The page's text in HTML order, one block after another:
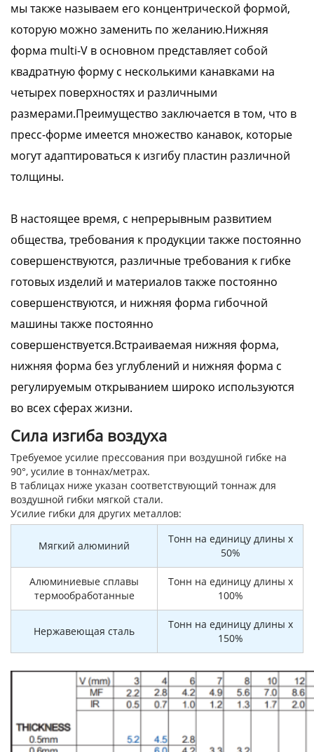
мы также называем его концентрической формой,
которую можно заменить по желанию.Нижняя
форма multi-V в основном представляет собой
квадратную форму с несколькими канавками на
четырех поверхностях и различными
размерами.Преимущество заключается в том, что в
пресс-форме имеется множество канавок, которые
могут адаптироваться к изгибу пластин различной
толщины.
В настоящее время, с непрерывным развитием
общества, требования к продукции также постоянно
совершенствуются, различные требования к гибке
готовых изделий и материалов также постоянно
совершенствуются, и нижняя форма гибочной
машины также постоянно
совершенствуется.Встраиваемая нижняя форма,
нижняя форма без углублений и нижняя форма с
регулируемым открыванием широко используются
во всех сферах жизни.
Сила изгиба воздуха
Требуемое усилие прессования при воздушной гибке на
90°, усилие в тоннах/метрах.
В таблицах ниже указан соответствующий тоннаж для
воздушной гибки мягкой стали.
Усилие гибки для других металлов:
Мягкий алюминий
Тонн на единицу длины x
50%
Алюминиевые сплавы
термообработанные
Тонн на единицу длины x
100%
Нержавеющая сталь
Тонн на единицу длины x
150%